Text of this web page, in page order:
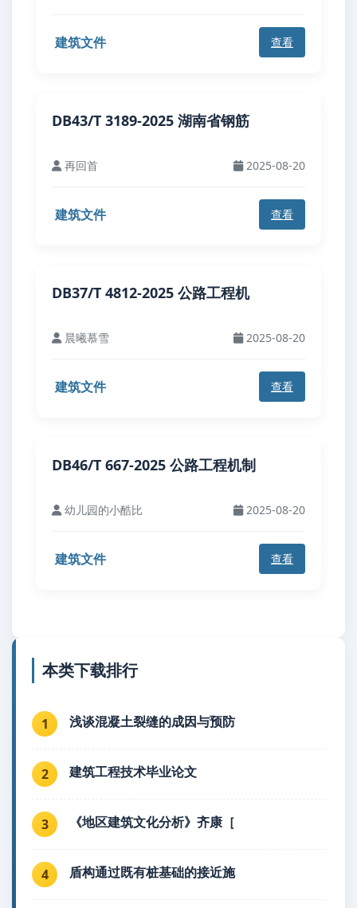
建筑文件 查看
DB43/T 3189-2025 湖南省钢筋
再回首 2025-08-20
建筑文件 查看
DB37/T 4812-2025 公路工程机
晨曦慕雪 2025-08-20
建筑文件 查看
DB46/T 667-2025 公路工程机制
幼儿园的小酷比 2025-08-20
建筑文件 查看
本类下载排行
1 浅谈混凝土裂缝的成因与预防
2 建筑工程技术毕业论文
3 《地区建筑文化分析》齐康［
4 盾构通过既有桩基础的接近施